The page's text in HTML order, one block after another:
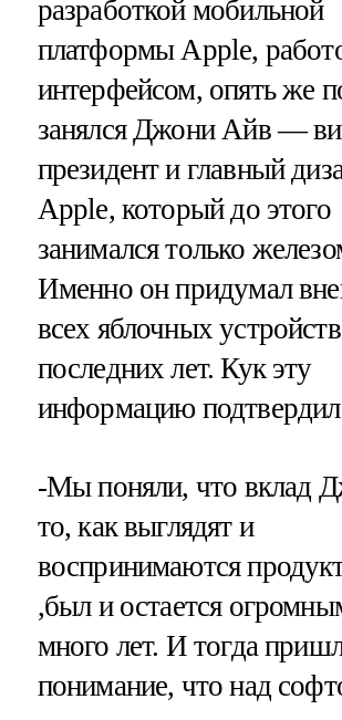
разработкой мобильной
платформы Apple,
интерфейсом, опять же
занялся Джони Айв —
президент и главный
Apple, который до этого
занимался только
Именно он придумал
всех яблочных устройств
последних лет. Кук эту
информацию
-Мы поняли, что вклад
то, как выглядят и
воспринимаются
,был и остается
много лет. И тогда
понимание, что над